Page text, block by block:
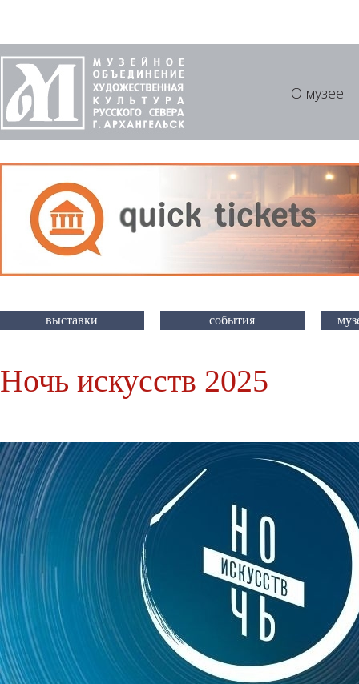
О музее
выставки события
Ночь искусств 2025